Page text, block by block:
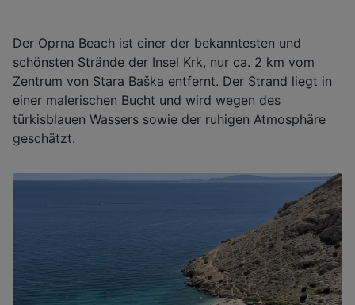
Der Oprna Beach ist einer der bekanntesten und
schönsten Strände der Insel Krk, nur ca. 2 km vom
Zentrum von Stara Baška entfernt. Der Strand liegt in
einer malerischen Bucht und wird wegen des
türkisblauen Wassers sowie der ruhigen Atmosphäre
geschätzt.